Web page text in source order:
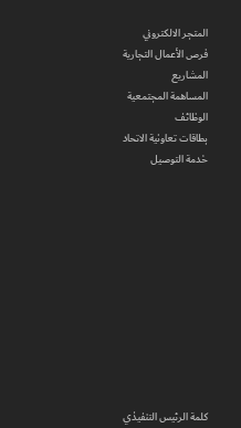
المتجر الالكتروني
فرص الأعمال التجارية
المشاريع
المساهمة المجتمعية
الوظائف
بطاقات تعاونية الاتحاد
خدمة التوصيل
كلمة الرئيس التنفيذي